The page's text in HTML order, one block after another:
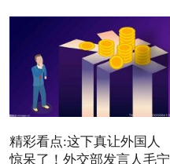
精彩看点:这下真让外国人
惊呆了！外交部发言人毛宁